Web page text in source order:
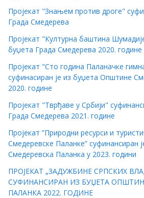
Пројекат "Знањем против дроге"
Града Смедерева
Пројекат "Културна баштина
буџета Града Смедерева 2020. године
Пројекат "Сто година Паланачке
суфинасиран је из буџета Општине
2020. године
Пројекат "Тврђаве у Србији"
Града Смедерева 2021. године
Пројекат ”Природни ресурси и
Смедеревске Паланке” суфинансиран
Смедеревска Паланка у 2023. години
ПРОЈЕКАТ „ЗАДУЖБИНЕ СРПСКИХ
СУФИНАНСИРАН ИЗ БУЏЕТА
ПАЛАНКА 2022. ГОДИНЕ